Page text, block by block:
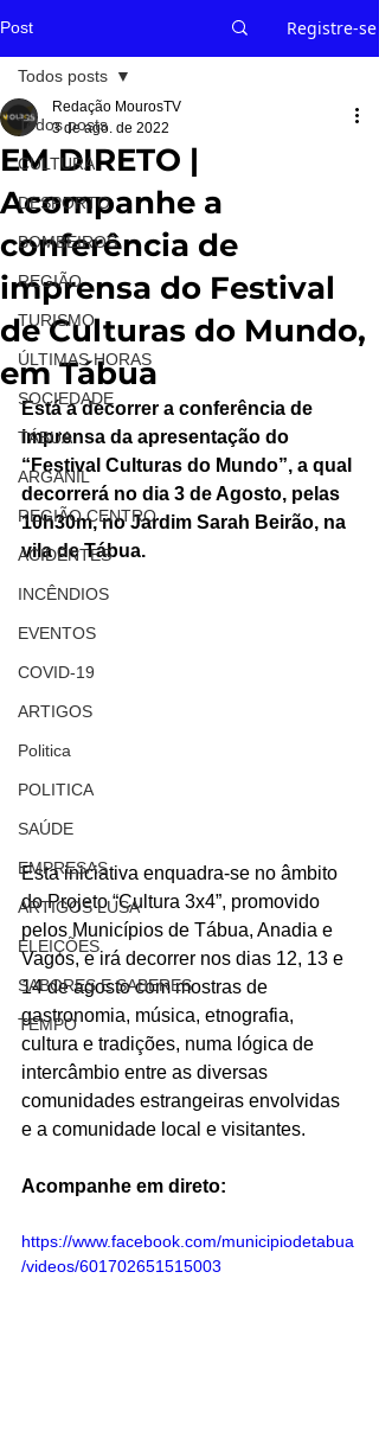
Post Registre-se
Todos posts
CULTURA
DESPORTO
BOMBEIROS
REGIÃO
TURISMO
ÚLTIMAS HORAS
SOCIEDADE
TÁBUA
ARGANIL
REGIÃO CENTRO
ACIDENTES
INCÊNDIOS
EVENTOS
COVID-19
ARTIGOS
Politica
POLITICA
SAÚDE
EMPRESAS
ARTIGOS LUSA
ELEIÇÕES
SABORES E SABERES
TEMPO
Todos posts
EM DIRETO |
Acompanhe a
conferência de
imprensa do Festival
de Culturas do Mundo,
em Tábua
Redação MourosTV
3 de ago. de 2022
Está a decorrer a conferência de
imprensa da apresentação do
“Festival Culturas do Mundo”, a qual
decorrerá no dia 3 de Agosto, pelas
10h30m, no Jardim Sarah Beirão, na
vila de Tábua.
Esta iniciativa enquadra-se no âmbito
do Projeto “Cultura 3x4”, promovido
pelos Municípios de Tábua, Anadia e
Vagos, e irá decorrer nos dias 12, 13 e
14 de agosto com mostras de
gastronomia, música, etnografia,
cultura e tradições, numa lógica de
intercâmbio entre as diversas
comunidades estrangeiras envolvidas
e a comunidade local e visitantes.
Acompanhe em direto:
https://www.facebook.com/municipiodetabua
/videos/601702651515003